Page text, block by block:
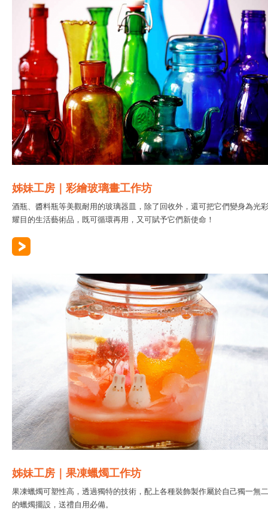
姊妹工房｜彩繪玻璃畫工作坊
酒瓶、醬料瓶等美觀耐用的玻璃器皿，除了回收外，還可把它們變身為光彩
耀目的生活藝術品，既可循環再用，又可賦予它們新使命！
姊妹工房｜果凍蠟燭工作坊
果凍蠟燭可塑性高，透過獨特的技術，配上各種裝飾製作屬於自己獨一無二
的蠟燭擺設，送禮自用必備。